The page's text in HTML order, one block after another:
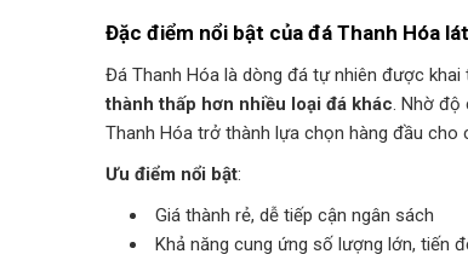
Đặc điểm nổi bật của đá Thanh Hóa
Đá Thanh Hóa là dòng đá tự nhiên được
thành thấp hơn nhiều loại đá khác . Nhờ
Thanh Hóa trở thành lựa chọn hàng đầu cho
Ưu điểm nổi bật:
Giá thành rẻ, dễ tiếp cận ngân sách
Khả năng cung ứng số lượng lớn, tiến